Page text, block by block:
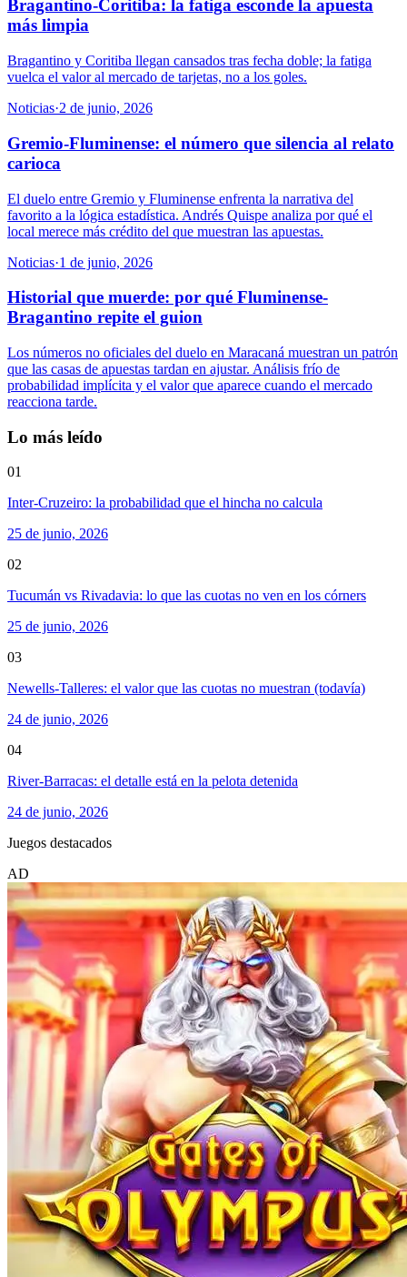
Bragantino-Coritiba: la fatiga esconde la apuesta
más limpia
Bragantino y Coritiba llegan cansados tras fecha doble; la fatiga
vuelca el valor al mercado de tarjetas, no a los goles.
Noticias·2 de junio, 2026
Gremio-Fluminense: el número que silencia al relato
carioca
El duelo entre Gremio y Fluminense enfrenta la narrativa del
favorito a la lógica estadística. Andrés Quispe analiza por qué el
local merece más crédito del que muestran las apuestas.
Noticias·1 de junio, 2026
Historial que muerde: por qué Fluminense-
Bragantino repite el guion
Los números no oficiales del duelo en Maracaná muestran un patrón
que las casas de apuestas tardan en ajustar. Análisis frío de
probabilidad implícita y el valor que aparece cuando el mercado
reacciona tarde.
Lo más leído
01
Inter-Cruzeiro: la probabilidad que el hincha no calcula
25 de junio, 2026
02
Tucumán vs Rivadavia: lo que las cuotas no ven en los córners
25 de junio, 2026
03
Newells-Talleres: el valor que las cuotas no muestran (todavía)
24 de junio, 2026
04
River-Barracas: el detalle está en la pelota detenida
24 de junio, 2026
Juegos destacados
AD